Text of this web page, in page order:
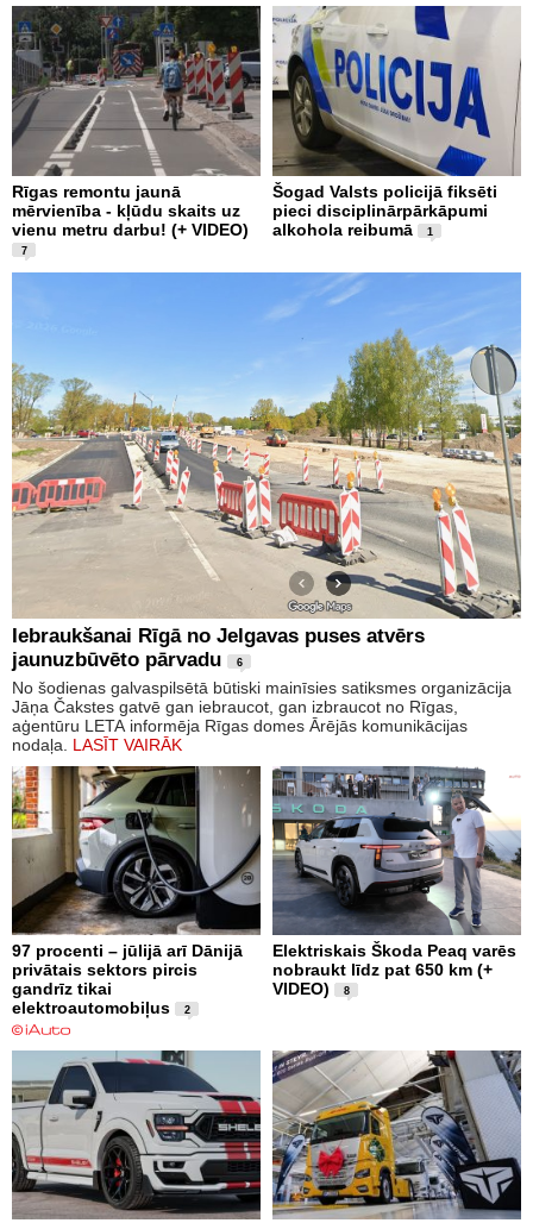
Rīgas remontu jaunā
mērvienība - kļūdu skaits uz
vienu metru darbu! (+ VIDEO)
7
Šogad Valsts policijā fiksēti
pieci disciplinārpārkāpumi
alkohola reibumā
1
Iebraukšanai Rīgā no Jelgavas puses atvērs
jaunuzbūvēto pārvadu
6
No šodienas galvaspilsētā būtiski mainīsies satiksmes organizācija
Jāņa Čakstes gatvē gan iebraucot, gan izbraucot no Rīgas,
aģentūru LETA informēja Rīgas domes Ārējās komunikācijas
nodaļa. LASĪT VAIRĀK
97 procenti – jūlijā arī Dānijā
privātais sektors pircis
gandrīz tikai
elektroautomobiļus
2
Elektriskais Škoda Peaq varēs
nobraukt līdz pat 650 km (+
VIDEO)
8